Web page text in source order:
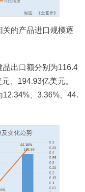
的产品进口规模逐
出口额分别为116.4
、194.93亿美元。
、3.36%、44.